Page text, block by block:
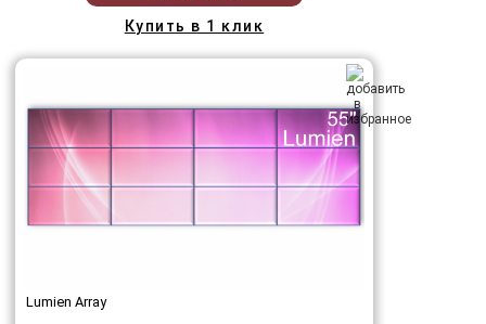
Купить в 1 клик
Lumien Array